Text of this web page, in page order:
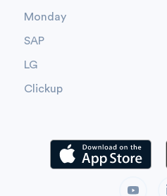
Monday
SAP
LG
Clickup